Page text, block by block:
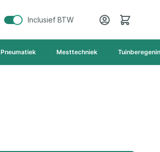
Inclusief BTW Cart
Pneumatiek Mesttechniek